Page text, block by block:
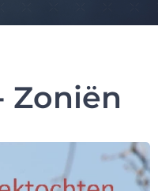
Zoniën